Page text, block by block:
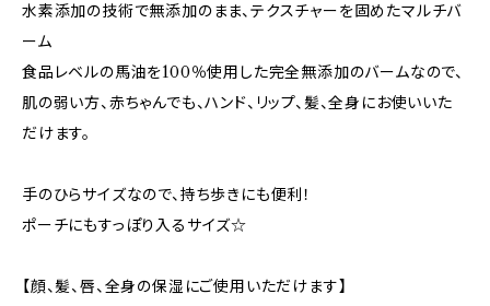
水素添加の技術で無添加のまま、テクスチャーを固めたマルチバ
ーム
食品レベルの馬油を100％使用した完全無添加のバームなので、
肌の弱い方、赤ちゃんでも、ハンド、リップ、髪、全身にお使いいた
だけます。
手のひらサイズなので、持ち歩きにも便利！
ポーチにもすっぽり入るサイズ☆
【顔、髪、唇、全身の保湿にご使用いただけます】